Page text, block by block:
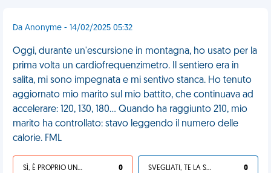
Da Anonyme - 14/02/2025 05:32
Oggi, durante un'escursione in montagna, ho usato per la
prima volta un cardiofrequenzimetro. Il sentiero era in
salita, mi sono impegnata e mi sentivo stanca. Ho tenuto
aggiornato mio marito sul mio battito, che continuava ad
accelerare: 120, 130, 180... Quando ha raggiunto 210, mio
marito ha controllato: stavo leggendo il numero delle
calorie. FML
SÌ, È PROPRIO UNA VDM! 0 SVEGLIATI, TE LA SEI CERCATA! 0